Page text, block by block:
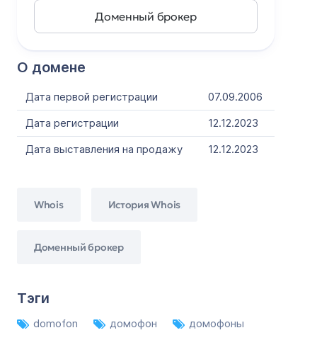
О домене
Дата первой регистрации
07.09.2006
Дата регистрации
12.12.2023
Дата выставления на продажу
12.12.2023
Whois История Whois
Доменный брокер
Тэги
domofon домофон домофоны
Доменный брокер